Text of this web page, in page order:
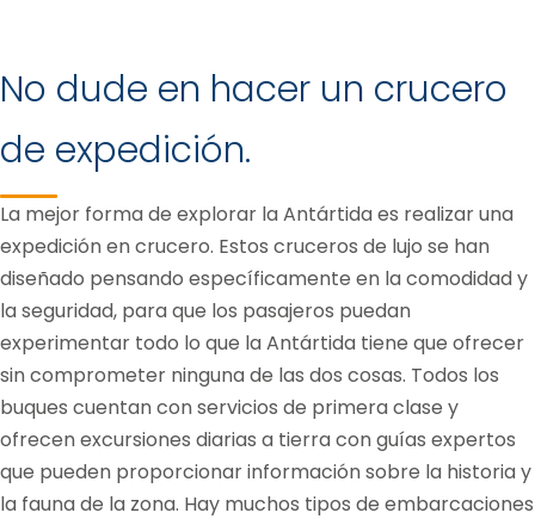
No dude en hacer un crucero
de expedición.
La mejor forma de explorar la Antártida es realizar una
expedición en crucero. Estos cruceros de lujo se han
diseñado pensando específicamente en la comodidad y
la seguridad, para que los pasajeros puedan
experimentar todo lo que la Antártida tiene que ofrecer
sin comprometer ninguna de las dos cosas. Todos los
buques cuentan con servicios de primera clase y
ofrecen excursiones diarias a tierra con guías expertos
que pueden proporcionar información sobre la historia y
la fauna de la zona. Hay muchos tipos de embarcaciones